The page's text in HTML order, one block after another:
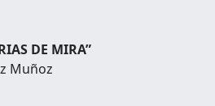
DE MIRA”
Muñoz